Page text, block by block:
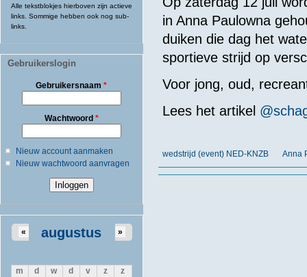
Alle tekstblokjes hierboven zijn actieve
links. Sommige hebben ook nog sub-
links.
Gebruikerslogin
Gebruikersnaam*
Wachtwoord *
Nieuw account aanmaken
Nieuw wachtwoord aanvragen
augustus
« »
m d w d v z
z
in Anna Paulowna
duiken die dag het
sportieve strijd op
Voorjong, oud,
Lees het artikel
wedstrijd (event) NED-KNZB Anna